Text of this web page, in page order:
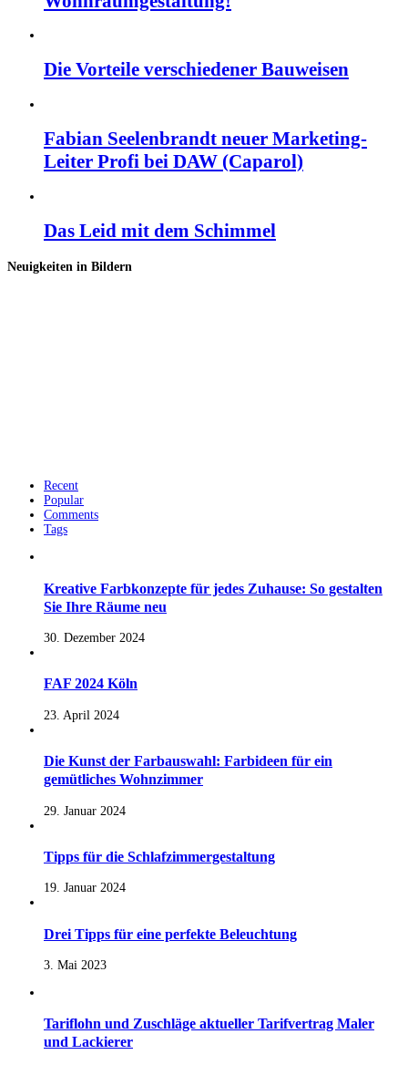
Die Vorteile verschiedener Bauweisen
Fabian Seelenbrandt neuer Marketing-
Leiter Profi bei DAW (Caparol)
Das Leid mit dem Schimmel
Neuigkeiten in Bildern
Recent
Popular
Comments
Tags
Kreative Farbkonzepte für jedes Zuhause: So gestalten
Sie Ihre Räume neu
30. Dezember 2024
FAF 2024 Köln
23. April 2024
Die Kunst der Farbauswahl: Farbideen für ein
gemütliches Wohnzimmer
29. Januar 2024
Tipps für die Schlafzimmergestaltung
19. Januar 2024
Drei Tipps für eine perfekte Beleuchtung
3. Mai 2023
Tariflohn und Zuschläge aktueller Tarifvertrag Maler
und Lackierer